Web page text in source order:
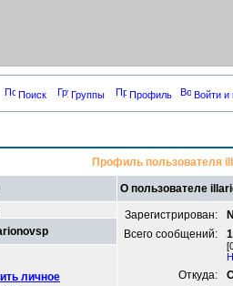
Поиск Группы Профиль Войти и
Профиль пользователя
О пользователе
Зарегистрирован:
Всего сообщений:
1
Откуда: